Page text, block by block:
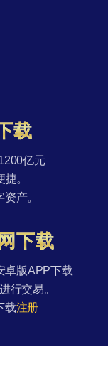
载
亿元
。
产。
下载
卓版APP下载
行交易。
载注册